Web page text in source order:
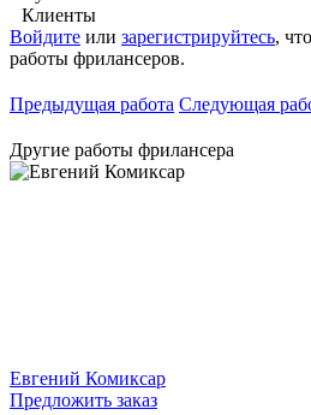
Клиенты
Войдите или зарегистрируйтесь,
работы фрилансеров.
Предыдущая работа Следующая
Другие работы фрилансера
Евгений Комиксар
Предложить заказ